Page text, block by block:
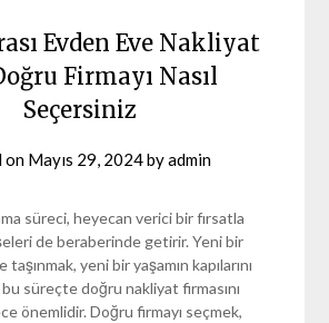
Evden Eve Nakliyat
Firmayı Nasıl
Seçersiniz
on Mayıs 29, 2024byadmin
süreci, heyecan verici bir fırsatla
de beraberinde getirir. Yeni bir
yeni bir yaşamın kapılarını
süreçte doğru nakliyat firmasını
önemlidir. Doğru firmayı seçmek,